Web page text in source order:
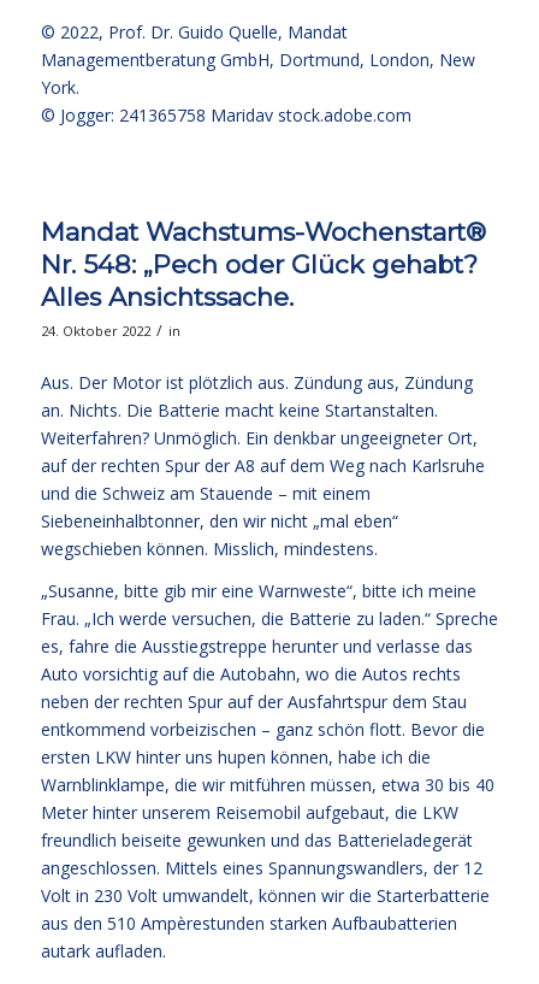
© 2022, Prof. Dr. Guido Quelle, Mandat
Managementberatung GmbH, Dortmund, London, New
York.
© Jogger: 241365758 Maridav stock.adobe.com
Mandat Wachstums-Wochenstart®
Nr. 548: „Pech oder Glück gehabt?
Alles Ansichtssache.
24. Oktober 2022 / in
Aus. Der Motor ist plötzlich aus. Zündung aus, Zündung
an. Nichts. Die Batterie macht keine Startanstalten.
Weiterfahren? Unmöglich. Ein denkbar ungeeigneter Ort,
auf der rechten Spur der A8 auf dem Weg nach Karlsruhe
und die Schweiz am Stauende – mit einem
Siebeneinhalbtonner, den wir nicht „mal eben“
wegschieben können. Misslich, mindestens.
„Susanne, bitte gib mir eine Warnweste“, bitte ich meine
Frau. „Ich werde versuchen, die Batterie zu laden.“ Spreche
es, fahre die Ausstiegstreppe herunter und verlasse das
Auto vorsichtig auf die Autobahn, wo die Autos rechts
neben der rechten Spur auf der Ausfahrtspur dem Stau
entkommend vorbeizischen – ganz schön flott. Bevor die
ersten LKW hinter uns hupen können, habe ich die
Warnblinklampe, die wir mitführen müssen, etwa 30 bis 40
Meter hinter unserem Reisemobil aufgebaut, die LKW
freundlich beiseite gewunken und das Batterieladegerät
angeschlossen. Mittels eines Spannungswandlers, der 12
Volt in 230 Volt umwandelt, können wir die Starterbatterie
aus den 510 Ampèrestunden starken Aufbaubatterien
autark aufladen.